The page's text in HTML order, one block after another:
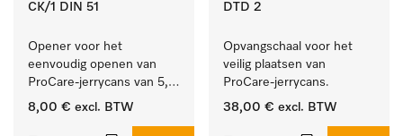
CK/1 DIN 51
Opener voor het
eenvoudig openen van
ProCare-jerrycans van 5,
10 en 20 l.
8,00 € excl. BTW
DTD 2
Opvangschaal voor het
veilig plaatsen van
ProCare-jerrycans.
38,00 € excl. BTW